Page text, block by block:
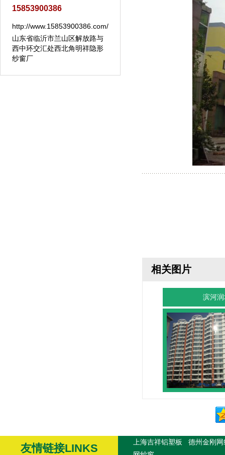
15853900386
http://www.15853900386.com/
山东省临沂市兰山区解放路与
西中环交汇处西北角明祥隐形
纱窗厂
相关图片
滨河
友情链接LINKS 上海吉祥铝塑板
德州金刚网